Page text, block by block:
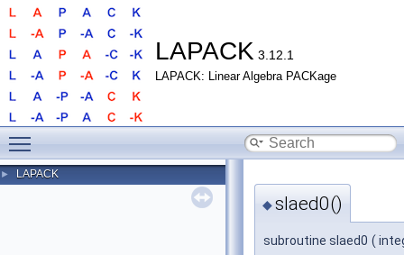
LAPACK 3.12.1
LAPACK: Linear Algebra PACKage
► LAPACK
◆slaed0()
subroutine slaed0 (